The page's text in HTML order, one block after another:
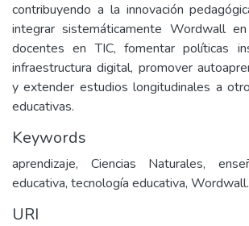
contribuyendo a la innovación
integrar sistemáticamente Wordwall
docentes en TIC, fomentar políticas
infraestructura digital, promover
y extender estudios longitudinales a
educativas.
Keywords
aprendizaje, Ciencias Naturales,
educativa, tecnología educativa, Wordwall.
URI